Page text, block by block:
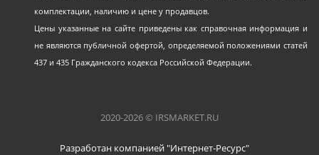
комплектации, наличию и цене у продавцов.
Цены указанные на сайте приведены как справочная информация и
не являются публичной офертой, определяемой положениями статей
437 и 435 Гражданского кодекса Российской Федерации.
2020-2026 © IRSMARKET.RU
Разработан компанией "Интернет-Ресурс"